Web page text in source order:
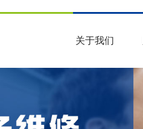
关于我们